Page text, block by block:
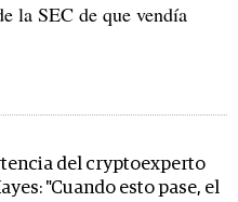
la SEC de que vendía
del cryptoexperto
"Cuando esto pase, el